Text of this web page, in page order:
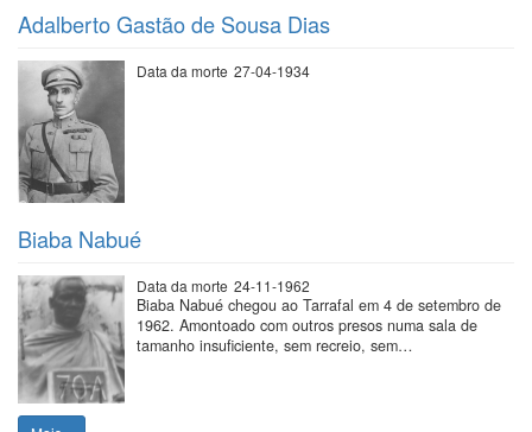
Adalberto Gastão de Sousa Dias
Data da morte 27-04-1934
Biaba Nabué
Data da morte 24-11-1962
Biaba Nabué chegou ao Tarrafal em 4 de setembro de
1962. Amontoado com outros presos numa sala de
tamanho insuficiente, sem recreio, sem…